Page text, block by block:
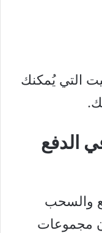
التي يُمكنك
الدفع
والسحب
مجموعات